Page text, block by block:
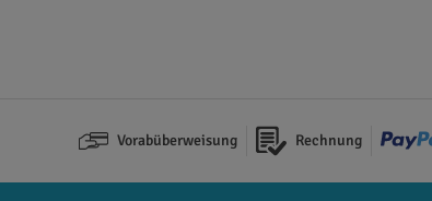
Vorabüberweisung Rechnung